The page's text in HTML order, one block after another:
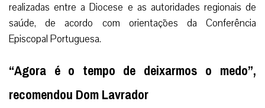
realizadas entre a Diocese e as autoridades regionais de
saúde, de acordo com orientações da Conferência
Episcopal Portuguesa.
“Agora é o tempo de deixarmos o medo”,
recomendou Dom Lavrador